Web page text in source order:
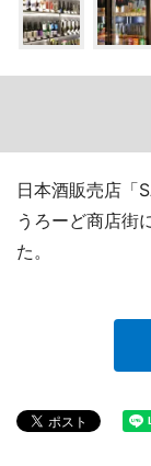
日本酒販売店「
うろーど商店街
た。